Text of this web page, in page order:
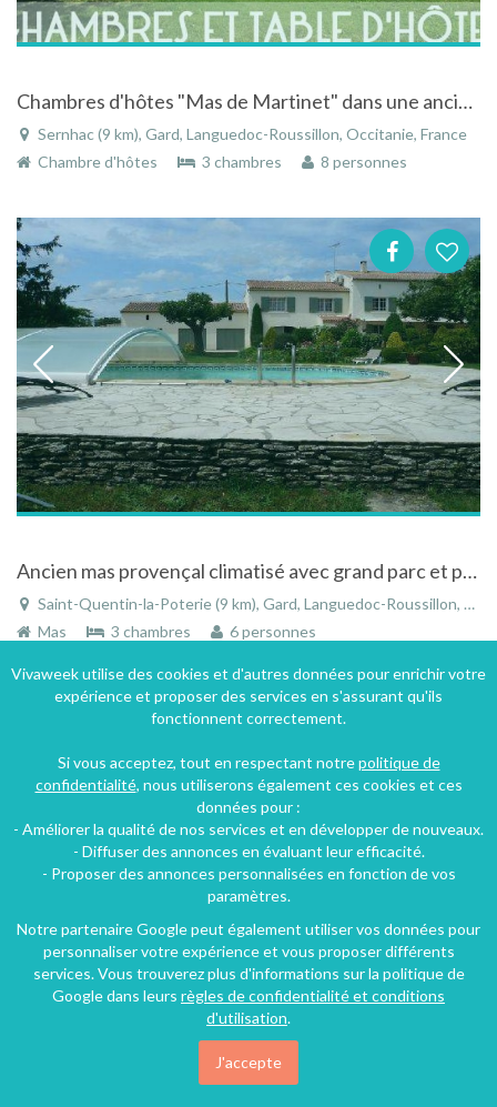
Chambres d'hôtes "Mas de Martinet" dans une ancienne demeure du XVIIIème siècle
Sernhac (9 km), Gard, Languedoc-Roussillon, Occitanie, France
Chambre d'hôtes
3 chambres 8 personnes
Ancien mas provençal climatisé avec grand parc et piscine à Saint-Quentin-la-Poterie
Saint-Quentin-la-Poterie (9 km), Gard, Languedoc-Roussillon, Occitanie, France
Mas
3 chambres 6 personnes
Cabrières (9 km), Hérault, Languedoc-Roussillon, Occitanie, France
Vivaweek utilise des cookies et d'autres données pour enrichir votre
expérience et proposer des services en s'assurant qu'ils
fonctionnent correctement.
Si vous acceptez, tout en respectant notrepolitique de
confidentialité, nous utiliserons également ces cookies et ces
données pour :
- Améliorer la qualité de nos services et en développer de nouveaux.
- Diffuser des annonces en évaluant leur efficacité.
- Proposer des annonces personnalisées en fonction de vos
paramètres.
Notre partenaire Google peut également utiliser vos données pour
personnaliser votre expérience et vous proposer différents
services. Vous trouverez plus d'informations sur la politique de
Google dans leurs règles de confidentialité et conditions
d'utilisation.
J'accepte